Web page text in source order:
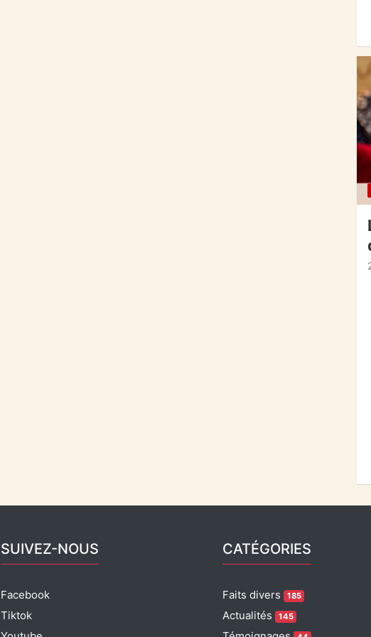
SUIVEZ-NOUS
Facebook
Tiktok
CATÉGORIES
Faits divers 185
Actualités 145